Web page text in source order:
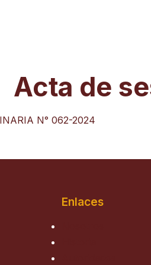
Acta de
N° 062-2024
Enlaces